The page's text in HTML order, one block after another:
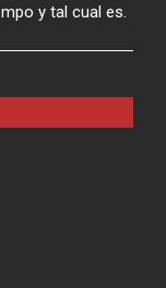
y tal cual es.